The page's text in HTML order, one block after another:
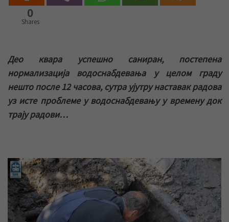
0
Shares
Део квара успешно саниран, постепена
нормализација водоснабдевања у целом граду
нешто после 12 часова, сутра ујутру наставак радова
уз исте проблеме у водоснабдевању у времену док
трају радови…